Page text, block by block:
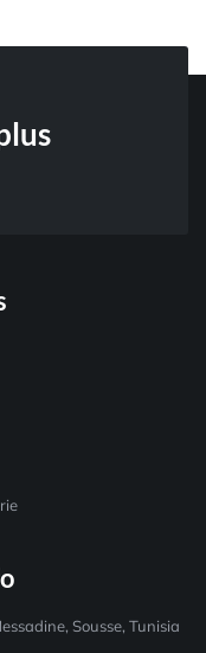
Sousse, Tunisia